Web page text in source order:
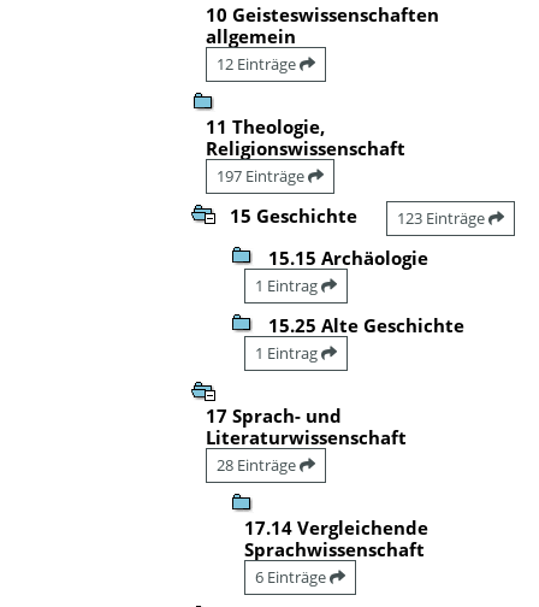
10 Geisteswissenschaften
allgemein
12 Einträge
11 Theologie,
Religionswissenschaft
197 Einträge
15 Geschichte 123 Einträge
15.15 Archäologie
1 Eintrag
15.25 Alte Geschichte
1 Eintrag
17 Sprach- und
Literaturwissenschaft
28 Einträge
17.14 Vergleichende
Sprachwissenschaft
6 Einträge